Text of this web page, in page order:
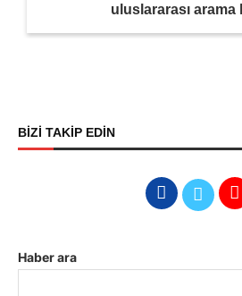
uluslararası arama
BİZİ TAKİP EDİN
Haber ara